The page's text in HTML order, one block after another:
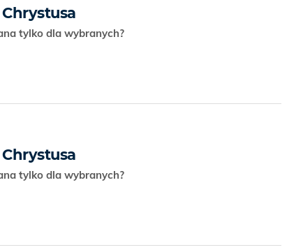
tylko dla wybranych?
tylko dla wybranych?